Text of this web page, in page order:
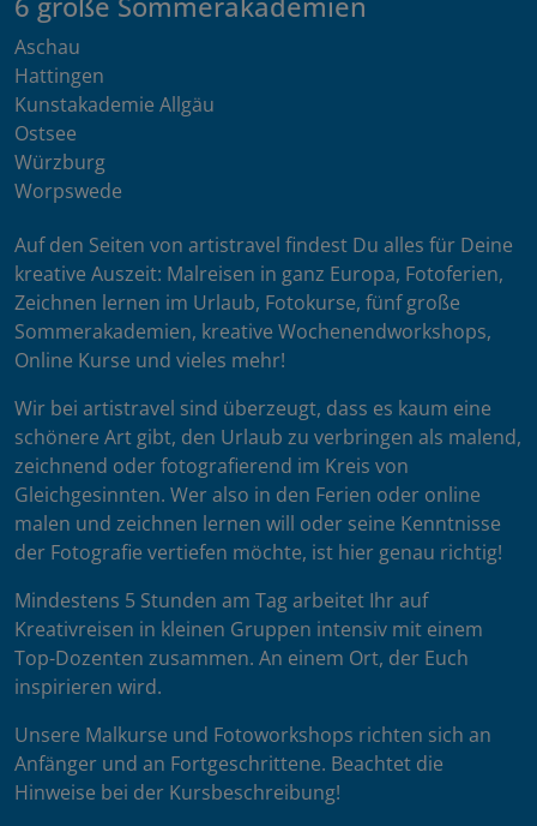
6 große Sommerakademien
Aschau
Hattingen
Kunstakademie Allgäu
Ostsee
Würzburg
Worpswede
Auf den Seiten von artistravel findest Du alles für Deine
kreative Auszeit: Malreisen in ganz Europa, Fotoferien,
Zeichnen lernen im Urlaub, Fotokurse, fünf große
Sommerakademien, kreative Wochenendworkshops,
Online Kurse und vieles mehr!
Wir bei artistravel sind überzeugt, dass es kaum eine
schönere Art gibt, den Urlaub zu verbringen als malend,
zeichnend oder fotografierend im Kreis von
Gleichgesinnten. Wer also in den Ferien oder online
malen und zeichnen lernen will oder seine Kenntnisse
der Fotografie vertiefen möchte, ist hier genau richtig!
Mindestens 5 Stunden am Tag arbeitet Ihr auf
Kreativreisen in kleinen Gruppen intensiv mit einem
Top-Dozenten zusammen. An einem Ort, der Euch
inspirieren wird.
Unsere Malkurse und Fotoworkshops richten sich an
Anfänger und an Fortgeschrittene. Beachtet die
Hinweise bei der Kursbeschreibung!